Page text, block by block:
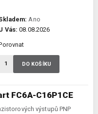
FC6A-C16P1CE
výstupů PNP
Ano
Vás: 08.08.2026
DO KOŠÍKU